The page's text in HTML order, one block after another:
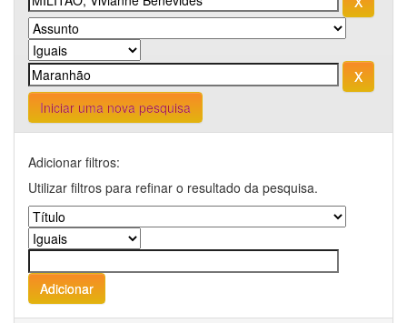
Iniciar uma nova pesquisa
Adicionar filtros:
Utilizar filtros para refinar o resultado da pesquisa.